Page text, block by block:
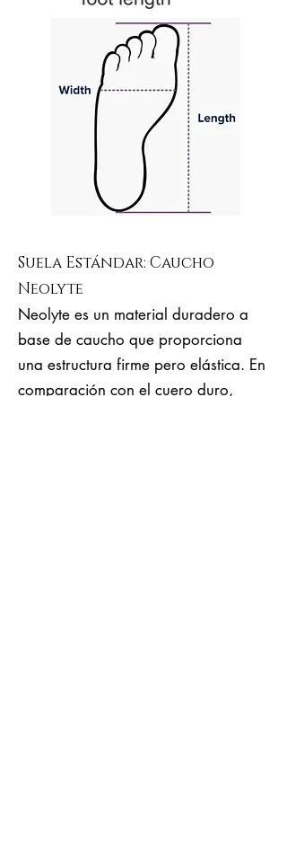
Suela Estándar: Caucho
Neolyte
Neolyte es un material duradero a
base de caucho que proporciona
una estructura firme pero elástica. En
comparación con el cuero duro,